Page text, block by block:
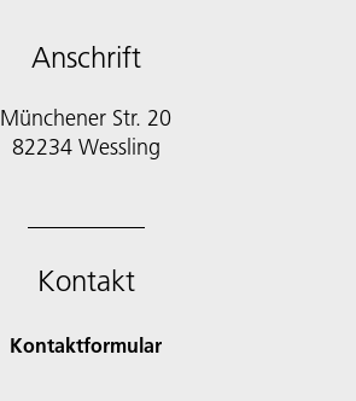
Anschrift
Münchener Str. 20
82234 Wessling
Kontakt
Kontaktformular